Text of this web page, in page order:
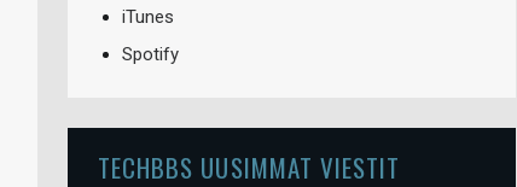
iTunes
Spotify
TECHBBS UUSIMMAT VIESTIT